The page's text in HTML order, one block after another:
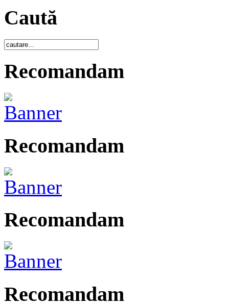
Caută
Recomandam
Recomandam
Recomandam
Recomandam